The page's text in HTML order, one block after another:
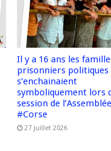
Il y a 16 ans les
prisonniers politiques
s’enchainaient
symboliquement lors
session de
#Corse
27 juillet 2026